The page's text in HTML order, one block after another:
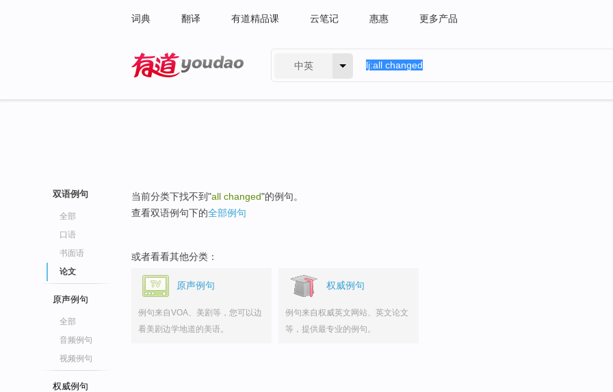
词典 翻译 有道精品课 云笔记 惠惠 更多产品
中英
双语例句
全部
口语
书面语
论文
原声例句
全部
音频例句
视频例句
权威例句
当前分类下找不到"all changed"的例句。
查看双语例句下的全部例句
或者看看其他分类：
原声例句
例句来自VOA、美剧等，您可以边
看美剧边学地道的美语。
权威例句
例句来自权威英文网站、英文论文
等，提供最专业的例句。